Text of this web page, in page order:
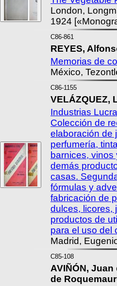
London,
1924
C86-861
REYES,
Memorias de
México,
C86-1155
VELÁZQUEZ,
Industrias
Colección de
elaboración de
perfumería,
barnices,
demás
casas.
fórmulas y
fabricación de
dulces, licores,
productos de
para el uso del
Madrid,
C85-108
AVIÑÓN,
de